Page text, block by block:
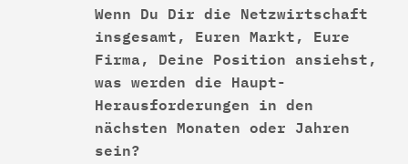
Wenn Du Dir die Netzwirtschaft
insgesamt, Euren Markt, Eure
Firma, Deine Position ansiehst,
was werden die Haupt-
Herausforderungen in den
nächsten Monaten oder Jahren
sein?